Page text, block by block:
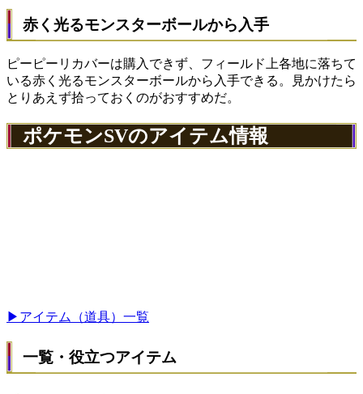
赤く光るモンスターボールから入手
ピーピーリカバーは購入できず、フィールド上各地に落ちて
いる赤く光るモンスターボールから入手できる。見かけたら
とりあえず拾っておくのがおすすめだ。
ポケモンSVのアイテム情報
▶アイテム（道具）一覧
一覧・役立つアイテム